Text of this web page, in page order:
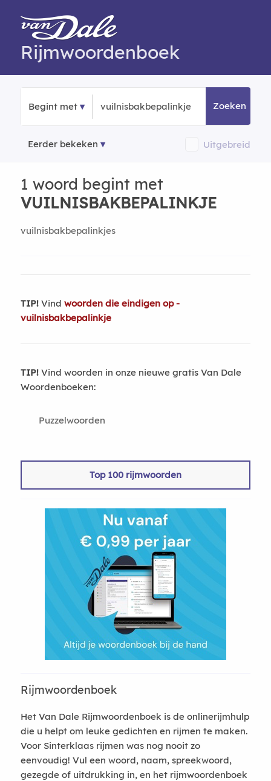
Rijmwoordenboek
Begint met Zoeken
Eerder bekeken Uitgebreid
1 woord begint met
VUILNISBAKBEPALINKJE
vuilnisbakbepalinkjes
TIP!Vind woorden die eindigen op -
vuilnisbakbepalinkje
TIP!Vind woorden in onze nieuwe gratis Van Dale
Woordenboeken:
Puzzelwoorden
Top 100 rijmwoorden
Rijmwoordenboek
Het Van Dale Rijmwoordenboek is de onlinerijmhulp
die u helpt om leuke gedichten en rijmen te maken.
Voor Sinterklaas rijmen was nog nooit zo
eenvoudig! Vul een woord, naam, spreekwoord,
gezegde of uitdrukking in, en het rijmwoordenboek